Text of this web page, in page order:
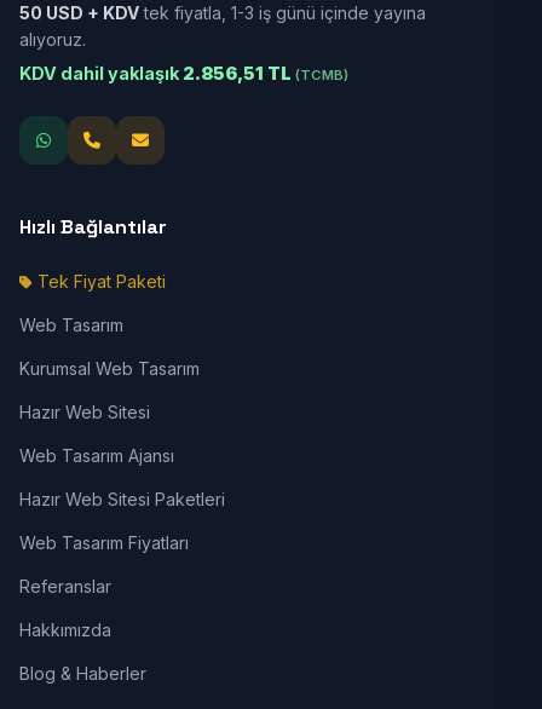
50 USD + KDVtek fiyatla, 1-3 iş günü içinde yayına
alıyoruz.
KDV dahil yaklaşık 2.856,51 TL (TCMB)
Hızlı Bağlantılar
Tek Fiyat Paketi
Web Tasarım
Kurumsal Web Tasarım
Hazır Web Sitesi
Web Tasarım Ajansı
Hazır Web Sitesi Paketleri
Web Tasarım Fiyatları
Referanslar
Hakkımızda
Blog & Haberler